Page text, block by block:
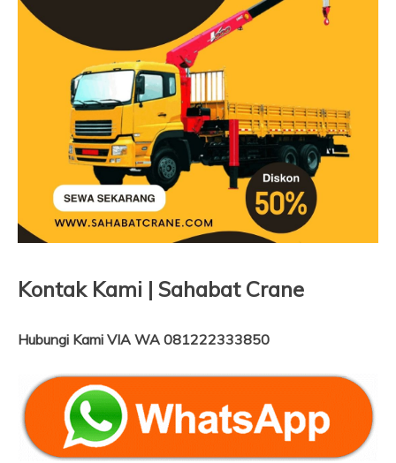
Kontak Kami | Sahabat Crane
Hubungi Kami VIA WA 081222333850